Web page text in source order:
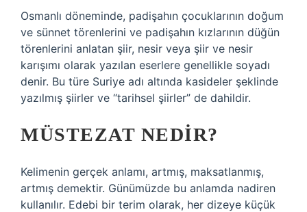
Osmanlı döneminde, padişahın çocuklarının doğum
ve sünnet törenlerini ve padişahın kızlarının düğün
törenlerini anlatan şiir, nesir veya şiir ve nesir
karışımı olarak yazılan eserlere genellikle soyadı
denir. Bu türe Suriye adı altında kasideler şeklinde
yazılmış şiirler ve “tarihsel şiirler” de dahildir.
MÜSTEZAT NEDIR?
Kelimenin gerçek anlamı, artmış, maksatlanmış,
artmış demektir. Günümüzde bu anlamda nadiren
kullanılır. Edebi bir terim olarak, her dizeye küçük